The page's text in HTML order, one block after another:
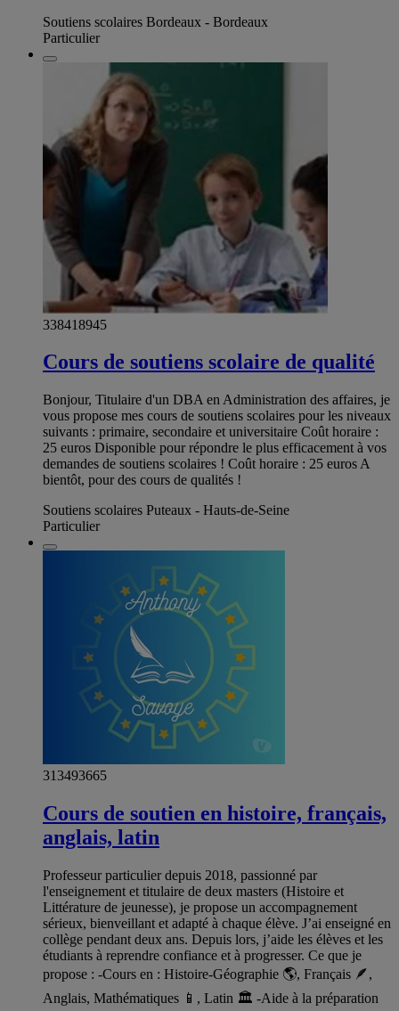
Soutiens scolaires Bordeaux - Bordeaux
Particulier
338418945
Cours de soutiens scolaire de qualité
Bonjour, Titulaire d'un DBA en Administration des affaires, je
vous propose mes cours de soutiens scolaires pour les niveaux
suivants : primaire, secondaire et universitaire Coût horaire :
25 euros Disponible pour répondre le plus efficacement à vos
demandes de soutiens scolaires ! Coût horaire : 25 euros A
bientôt, pour des cours de qualités !
Soutiens scolaires Puteaux - Hauts-de-Seine
Particulier
313493665
Cours de soutien en histoire, français,
anglais, latin
Professeur particulier depuis 2018, passionné par
l'enseignement et titulaire de deux masters (Histoire et
Littérature de jeunesse), je propose un accompagnement
sérieux, bienveillant et adapté à chaque élève. J’ai enseigné en
collège pendant deux ans. Depuis lors, j’aide les élèves et les
étudiants à reprendre confiance et à progresser. Ce que je
propose : -Cours en : Histoire-Géographie 🌎, Français 🪶,
Anglais, Mathématiques 📱, Latin 🏛️ -Aide à la préparation